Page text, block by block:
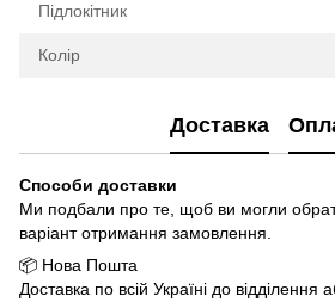
Підлокітник
Колір
Доставка
Способи доставки
Ми подбали про те, щоб ви могли
варіант отримання замовлення.
📦 Нова Пошта
Доставка по всій Україні до відділення